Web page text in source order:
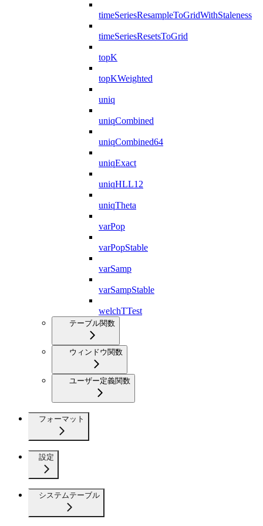
timeSeriesResampleToGridWithStaleness
timeSeriesResetsToGrid
topK
topKWeighted
uniq
uniqCombined
uniqCombined64
uniqExact
uniqHLL12
uniqTheta
varPop
varPopStable
varSamp
varSampStable
welchTTest
テーブル関数
ウィンドウ関数
ユーザー定義関数
フォーマット
設定
システムテーブル